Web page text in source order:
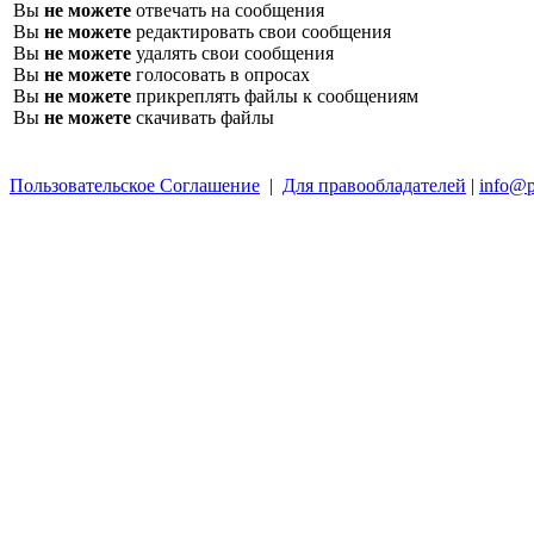
Вы не можете отвечать на сообщения
Вы не можете редактировать свои сообщения
Вы не можете удалять свои сообщения
Вы не можете голосовать в опросах
Вы не можете прикреплять файлы к сообщениям
Вы не можете скачивать файлы
Пользовательское Соглашение | Для правообладателей |